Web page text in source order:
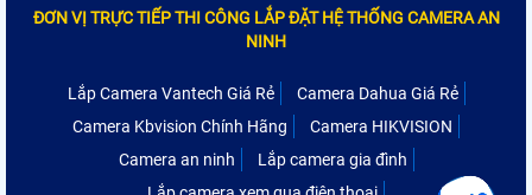
ĐƠN VỊ TRỰC TIẾP THI CÔNG LẮP ĐẶT HỆ THỐNG CAMERA AN
NINH
Lắp Camera Vantech Giá Rẻ
Camera Dahua Giá Rẻ
Camera Kbvision Chính Hãng
Camera HIKVISION
Camera an ninh
Lắp camera gia đình